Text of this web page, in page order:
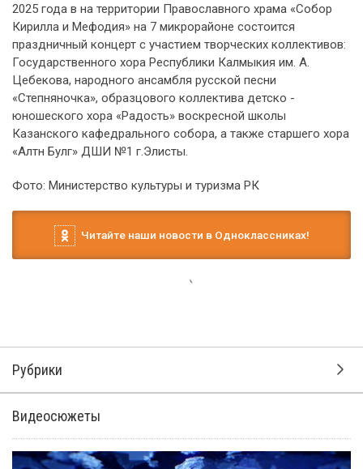
2025 года в на территории Православного храма «Собор
Кирилла и Мефодия» на 7 микрорайоне состоится
праздничный концерт с участием творческих коллективов:
Государственного хора Республики Калмыкия им. А.
Цебекова, народного ансамбля русской песни
«Степняночка», образцового коллектива детско -
юношеского хора «Радость» воскресной школы
Казанского кафедрального собора, а также старшего хора
«Алтн Булг» ДШИ №1 г.Элисты.
Фото: Министерство культуры и туризма РК
Читайте наши новости в Одноклассниках!
Рубрики
Видеосюжеты